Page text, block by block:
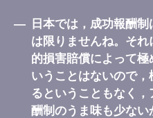
―
日本では，成功報酬
は限りませんね。そ
的損害賠償によって
いうことはないので
るということもなく
酬制のうま味も少ない